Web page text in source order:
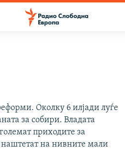
Околку 6 илјади луѓе
за собири. Владата
приходите за
на нивните мали